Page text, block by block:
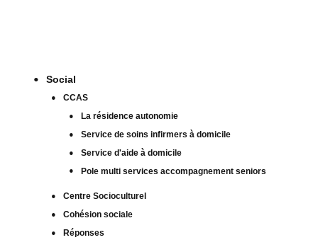
Social
CCAS
La résidence autonomie
Service de soins infirmers à domicile
Service d'aide à domicile
Pole multi services accompagnement seniors
Centre Socioculturel
Cohésion sociale
Réponses